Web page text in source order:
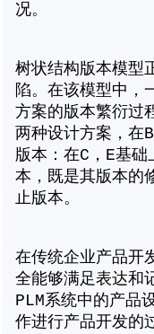
况。
树状结构版本模型
陷。在该模型中，
方案的版本繁衍
两种设计方案，在
版本：在C，E基
本，既是其版本的
止版本。
在传统企业产品开
全能够满足表达和
PLM系统中的产品
作进行产品开发的